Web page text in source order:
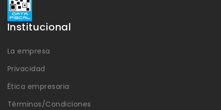
Institucional
La empresa
Privacidad
Ética empresaria
Términos/Condiciones